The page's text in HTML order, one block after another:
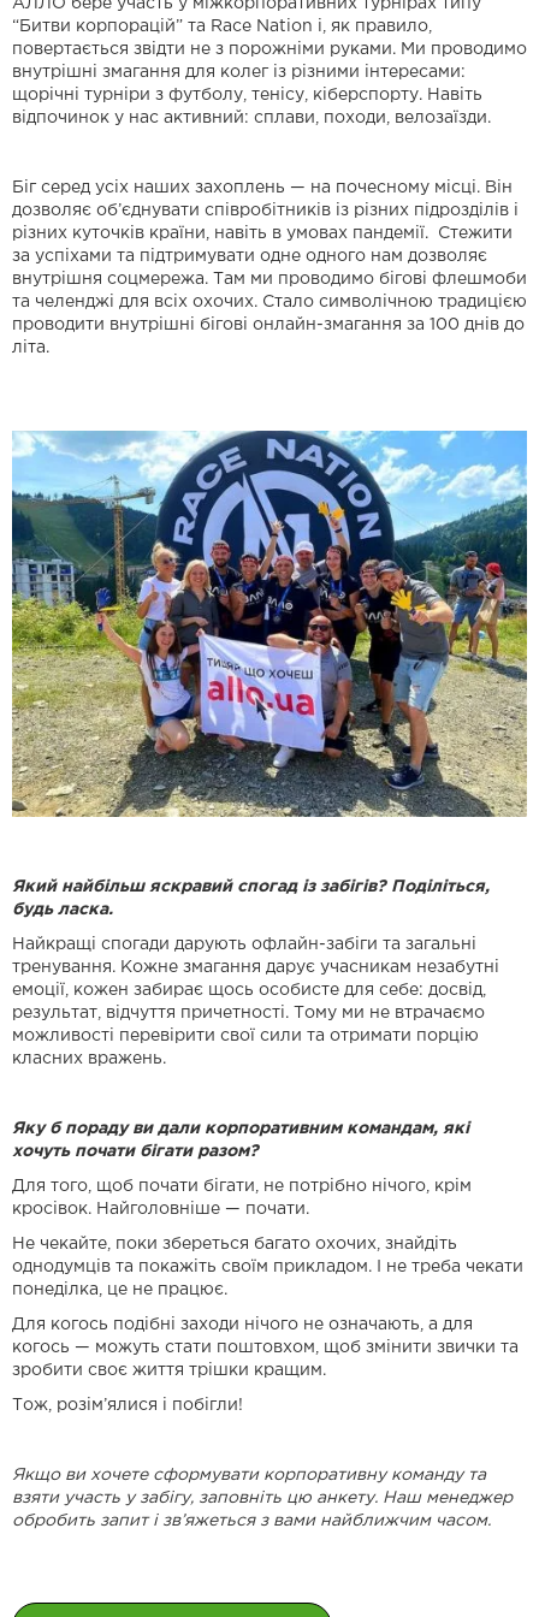
АЛЛО бере участь у міжкорпоративних турнірах типу
“Битви корпорацій” та Race Nation і, як правило,
повертається звідти не з порожніми руками. Ми проводимо
внутрішні змагання для колег із різними інтересами:
щорічні турніри з футболу, тенісу, кіберспорту. Навіть
відпочинок у нас активний: сплави, походи, велозаїзди.
Біг серед усіх наших захоплень — на почесному місці. Він
дозволяє об’єднувати співробітників із різних підрозділів і
різних куточків країни, навіть в умовах пандемії. Стежити
за успіхами та підтримувати одне одного нам дозволяє
внутрішня соцмережа. Там ми проводимо бігові флешмоби
та челенджі для всіх охочих. Стало символічною традицією
проводити внутрішні бігові онлайн-змагання за 100 днів до
літа.
Який найбільш яскравий спогад із забігів? Поділіться,
будь ласка.
Найкращі спогади дарують офлайн-забіги та загальні
тренування. Кожне змагання дарує учасникам незабутні
емоції, кожен забирає щось особисте для себе: досвід,
результат, відчуття причетності. Тому ми не втрачаємо
можливості перевірити свої сили та отримати порцію
класних вражень.
Яку б пораду ви дали корпоративним командам, які
хочуть почати бігати разом?
Для того, щоб почати бігати, не потрібно нічого, крім
кросівок. Найголовніше — почати.
Не чекайте, поки збереться багато охочих, знайдіть
однодумців та покажіть своїм прикладом. І не треба чекати
понеділка, це не працює.
Для когось подібні заходи нічого не означають, а для
когось — можуть стати поштовхом, щоб змінити звички та
зробити своє життя трішки кращим.
Тож, розім’ялися і побігли!
Якщо ви хочете сформувати корпоративну команду та
взяти участь у забігу, заповніть цю анкету. Наш менеджер
обробить запит і зв’яжеться з вами найближчим часом.